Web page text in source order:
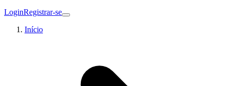
LoginRegistrar-se
Início